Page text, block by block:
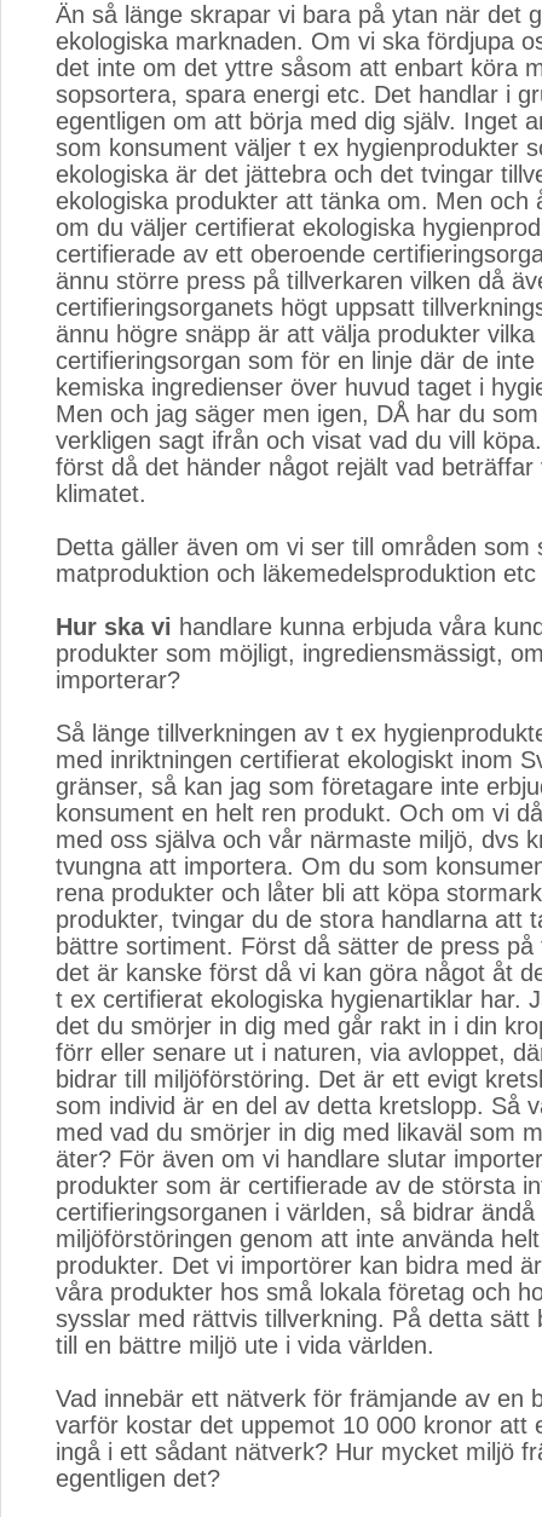
Än så länge skrapar vi bara på ytan när det
ekologiska marknaden. Om vi ska fördjupa
det inte om det yttre såsom att enbart köra
sopsortera, spara energi etc. Det handlar i
egentligen om att börja med dig själv. Inget
som konsument väljer t ex hygienprodukter
ekologiska är det jättebra och det tvingar
ekologiska produkter att tänka om. Men och
om du väljer certifierat ekologiska
certifierade av ett oberoende
ännu större press på tillverkaren vilken då
certifieringsorganets högt uppsatt
ännu högre snäpp är att välja produkter
certifieringsorgan som för en linje där de
kemiska ingredienser över huvud taget i
Men och jag säger men igen, DÅ har du
verkligen sagt ifrån och visat vad du vill
först då det händer något rejält vad beträffar
klimatet.
Detta gäller även om vi ser till områden som
matproduktion och läkemedelsproduktion etc
Hur ska vi handlare kunna erbjuda våra
produkter som möjligt, ingrediensmässigt,
importerar?
Så länge tillverkningen av t ex
med inriktningen certifierat ekologiskt inom
gränser, så kan jag som företagare inte
konsument en helt ren produkt. Och om vi
med oss själva och vår närmaste miljö, dvs
tvungna att importera. Om du som
rena produkter och låter bli att köpa
produkter, tvingar du de stora handlarna att
bättre sortiment. Först då sätter de press på
det är kanske först då vi kan göra något åt
t ex certifierat ekologiska hygienartiklar har.
det du smörjer in dig med går rakt in i din
förr eller senare ut i naturen, via avloppet,
bidrar till miljöförstöring. Det är ett evigt
som individ är en del av detta kretslopp. Så
med vad du smörjer in dig med likaväl som
äter? För även om vi handlare slutar
produkter som är certifierade av de största
certifieringsorganen i världen, så bidrar
miljöförstöringen genom att inte använda
produkter. Det vi importörer kan bidra med
våra produkter hos små lokala företag och
sysslar med rättvis tillverkning. På detta sätt
till en bättre miljö ute i vida världen.
Vad innebär ett nätverk för främjande av en
varför kostar det uppemot 10 000 kronor att
ingå i ett sådant nätverk? Hur mycket miljö
egentligen det?